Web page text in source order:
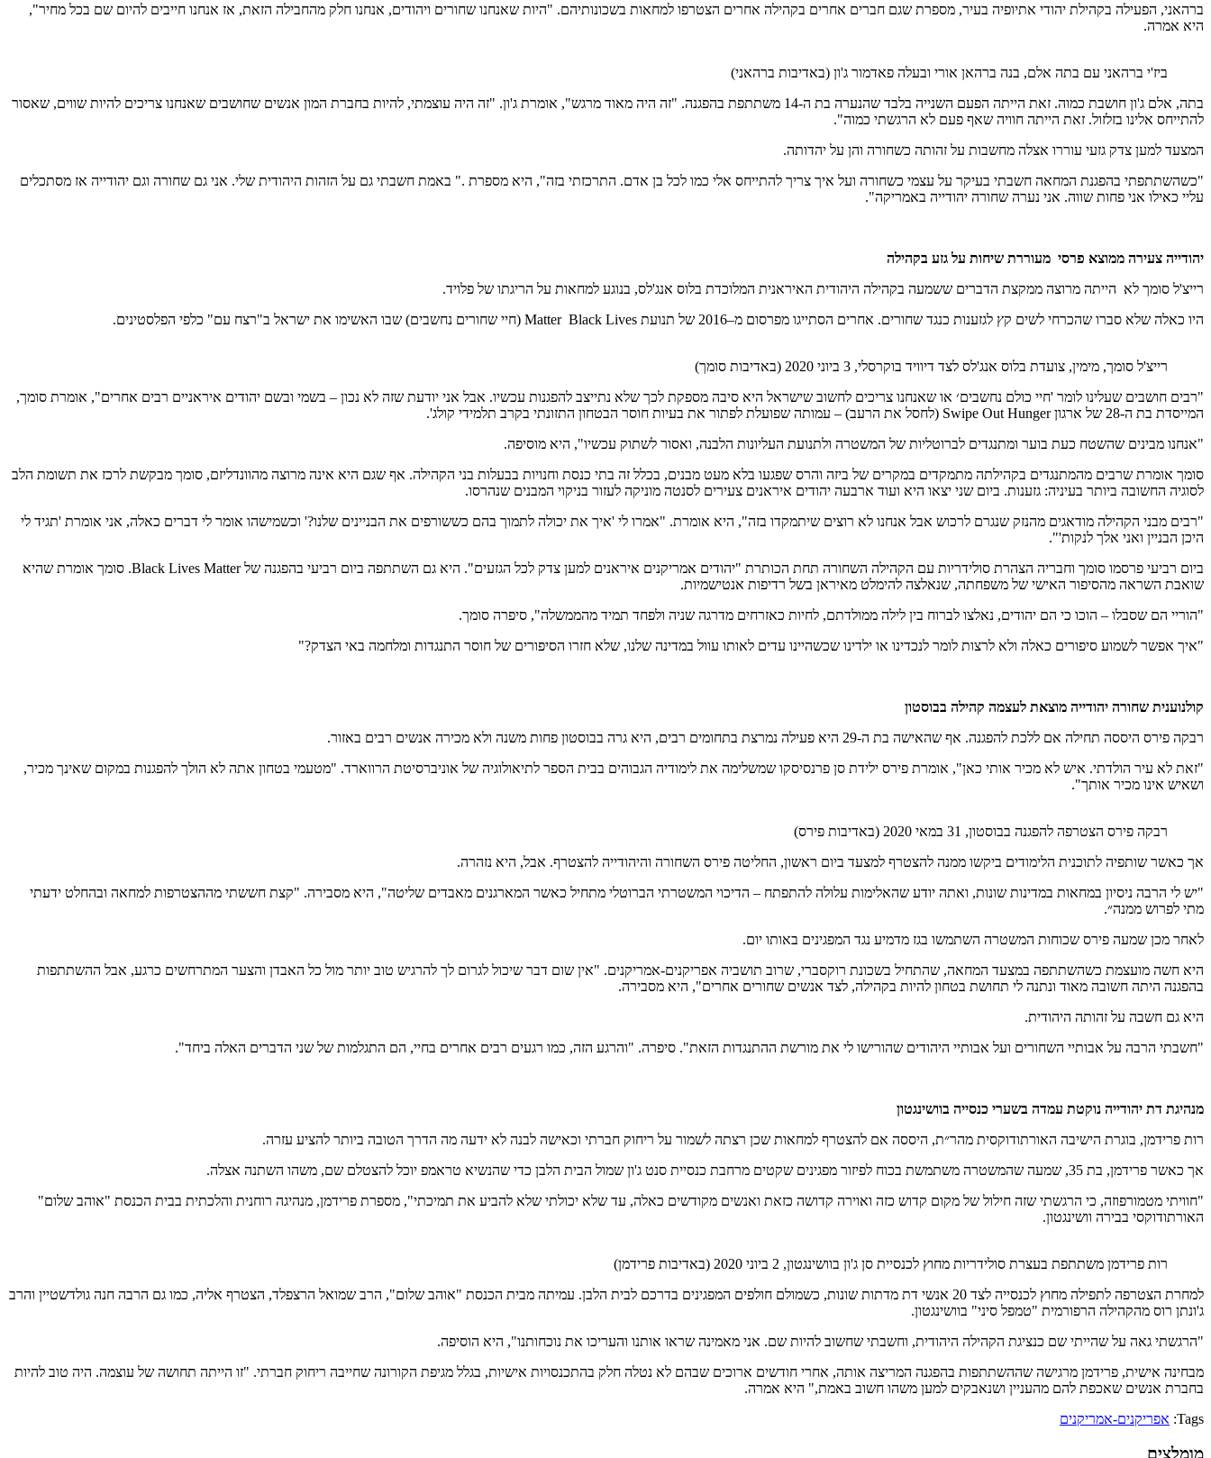
ברהאני, הפעילה בקהילת יהודי אתיופיה בעיר, מספרת שגם חברים אחרים בקהילה אחרים הצטרפו למחאות בשכונותיהם. "היות שאנחנו שחורים ויהודים, אנחנו חלק מהחבילה הזאת, אז אנחנו חייבים להיום שם בכל מחיר",
היא אמרה.
ביז'י ברהאני עם בתה אלם, בנה ברהאן אורי ובעלה פאדמור ג'ון (באדיבות ברהאני)
בתה, אלם ג'ון חושבת כמוה. זאת הייתה הפעם השנייה בלבד שהנערה בת ה-14 משתתפת בהפגנה. "זה היה מאוד מרגש", אומרת ג'ון. "זה היה עוצמתי, להיות בחברת המון אנשים שחושבים שאנחנו צריכים להיות שווים, שאסור
להתייחס אלינו בזלזול. זאת הייתה חוויה שאף פעם לא הרגשתי כמוה".
המצעד למען צדק גזעי עוררו אצלה מחשבות על זהותה כשחורה והן על יהדותה.
"כשהשתתפתי בהפגנת המחאה חשבתי בעיקר על עצמי כשחורה ועל איך צריך להתייחס אלי כמו לכל בן אדם. התרכזתי בזה", היא מספרת ." באמת חשבתי גם על הזהות היהודית שלי. אני גם שחורה וגם יהודייה אז מסתכלים
עליי כאילו אני פחות שווה. אני נערה שחורה יהודייה באמריקה".
יהודייה צעירה ממוצא פרסי מעוררת שיחות על גזע בקהילה
רייצ'ל סומך לא הייתה מרוצה ממקצת הדברים ששמעה בקהילה היהודית האיראנית המלוכדת בלוס אנג'לס, בנוגע למחאות על הריגתו של פלויד.
היו כאלה שלא סברו שהכרחי לשים קץ לגזענות כנגד שחורים. אחרים הסתייגו מפרסום מ–2016 של תנועת Matter Black Lives (חיי שחורים נחשבים) שבו האשימו את ישראל ב"רצח עם" כלפי הפלסטינים.
רייצ'ל סומך, מימין, צועדת בלוס אנג'לס לצד דיוויד בוקרסלי, 3 ביוני 2020 (באדיבות סומך)
"רבים חושבים שעלינו לומר 'חיי כולם נחשבים׳ או שאנחנו צריכים לחשוב שישראל היא סיבה מספקת לכך שלא נתייצב להפגנות עכשיו. אבל אני יודעת שזה לא נכון – בשמי ובשם יהודים איראניים רבים אחרים", אומרת סומך,
המייסדת בת ה-28 של ארגון Swipe Out Hunger (לחסל את הרעב) – עמותה שפועלת לפתור את בעיות חוסר הבטחון התזונתי בקרב תלמידי קולג'.
"אנחנו מבינים שהשטח כעת בוער ומתנגדים לברוטליות של המשטרה ולתנועת העליונות הלבנה, ואסור לשתוק עכשיו", היא מוסיפה.
סומך אומרת שרבים מהמתנגדים בקהילתה מתמקדים במקרים של ביזה והרס שפגעו בלא מעט מבנים, בכלל זה בתי כנסת וחנויות בבעלות בני הקהילה. אף שגם היא אינה מרוצה מהוונדליזם, סומך מבקשת לרכז את תשומת הלב
לסוגיה החשובה ביותר בעיניה: גזענות. ביום שני יצאו היא ועוד ארבעה יהודים איראנים צעירים לסנטה מוניקה לעזור בניקוי המבנים שנהרסו.
"רבים מבני הקהילה מודאגים מהנזק שנגרם לרכוש אבל אנחנו לא רוצים שיתמקדו בזה", היא אומרת. "אמרו לי 'איך את יכולה לתמוך בהם כששורפים את הבניינים שלנו?' וכשמישהו אומר לי דברים כאלה, אני אומרת 'תגיד לי
היכן הבניין ואני אלך לנקות'".
ביום רביעי פרסמו סומך וחבריה הצהרת סולידריות עם הקהילה השחורה תחת הכותרת "יהודים אמריקנים איראנים למען צדק לכל הגזעים". היא גם השתתפה ביום רביעי בהפגנה של Black Lives Matter. סומך אומרת שהיא
שואבת השראה מהסיפור האישי של משפחתה, שנאלצה להימלט מאיראן בשל רדיפות אנטישמיות.
"הוריי הם שסבלו – הוכו כי הם יהודים, נאלצו לברוח בין לילה ממולדתם, לחיות כאזרחים מדרגה שניה ולפחד תמיד מהממשלה", סיפרה סומך.
"איך אפשר לשמוע סיפורים כאלה ולא לרצות לומר לנכדינו או ילדינו שכשהיינו עדים לאותו עוול במדינה שלנו, שלא חזרו הסיפורים של חוסר התנגדות ומלחמה באי הצדק?"
קולנוענית שחורה יהודייה מוצאת לעצמה קהילה בבוסטון
רבקה פירס היססה תחילה אם ללכת להפגנה. אף שהאישה בת ה-29 היא פעילה נמרצת בתחומים רבים, היא גרה בבוסטון פחות משנה ולא מכירה אנשים רבים באזור.
"זאת לא עיר הולדתי. איש לא מכיר אותי כאן", אומרת פירס ילידת סן פרנסיסקו שמשלימה את לימודיה הגבוהים בבית הספר לתיאולוגיה של אוניברסיטת הרווארד. "מטעמי בטחון אתה לא הולך להפגנות במקום שאינך מכיר,
ושאיש אינו מכיר אותך".
רבקה פירס הצטרפה להפגנה בבוסטון, 31 במאי 2020 (באדיבות פירס)
אך כאשר שותפיה לתוכנית הלימודים ביקשו ממנה להצטרף למצעד ביום ראשון, החליטה פירס השחורה והיהודייה להצטרף. אבל, היא נזהרה.
"יש לי הרבה ניסיון במחאות במדינות שונות, ואתה יודע שהאלימות עלולה להתפתח – הדיכוי המשטרתי הברוטלי מתחיל כאשר המארגנים מאבדים שליטה", היא מסבירה. "קצת חששתי מההצטרפות למחאה ובהחלט ידעתי
מתי לפרוש ממנה״.
לאחר מכן שמעה פירס שכוחות המשטרה השתמשו בגז מדמיע נגד המפגינים באותו יום.
היא חשה מועצמת כשהשתתפה במצעד המחאה, שהתחיל בשכונת רוקסברי, שרוב תושביה אפריקנים-אמריקנים. "אין שום דבר שיכול לגרום לך להרגיש טוב יותר מול כל האבדן והצער המתרחשים כרגע, אבל ההשתתפות
בהפגנה היתה חשובה מאוד ונתנה לי תחושת בטחון להיות בקהילה, לצד אנשים שחורים אחרים", היא מסבירה.
היא גם חשבה על זהותה היהודית.
"חשבתי הרבה על אבותיי השחורים ועל אבותיי היהודים שהורישו לי את מורשת ההתנגדות הזאת". סיפרה. "והרגע הזה, כמו רגעים רבים אחרים בחיי, הם התגלמות של שני הדברים האלה ביחד".
מנהיגת דת יהודייה נוקטת עמדה בשערי כנסייה בוושינגטון
רות פרידמן, בוגרת הישיבה האורתודוקסית מהר״ת, היססה אם להצטרף למחאות שכן רצתה לשמור על ריחוק חברתי וכאישה לבנה לא ידעה מה הדרך הטובה ביותר להציע עזרה.
אך כאשר פרידמן, בת 35, שמעה שהמשטרה משתמשת בכוח לפיזור מפגינים שקטים מרחבת כנסיית סנט ג'ון שמול הבית הלבן כדי שהנשיא טראמפ יוכל להצטלם שם, משהו השתנה אצלה.
"חוויתי מטמורפוזה, כי הרגשתי שזה חילול של מקום קדוש כזה ואוירה קדושה כזאת ואנשים מקודשים כאלה, עד שלא יכולתי שלא להביע את תמיכתי", מספרת פרידמן, מנהיגה רוחנית והלכתית בבית הכנסת "אוהב שלום"
האורתודוקסי בבירה וושינגטון.
רות פרידמן משתתפת בעצרת סולידריות מחוץ לכנסיית סן ג'ון בוושינגטון, 2 ביוני 2020 (באדיבות פרידמן)
למחרת הצטרפה לתפילה מחוץ לכנסייה לצד 20 אנשי דת מדתות שונות, כשמולם חולפים המפגינים בדרכם לבית הלבן. עמיתה מבית הכנסת "אוהב שלום", הרב שמואל הרצפלד, הצטרף אליה, כמו גם הרבה חנה גולדשטיין והרב
ג'ונתן רוס מהקהילה הרפורמית "טמפל סיני" בוושינגטון.
"הרגשתי גאה על שהייתי שם כנציגת הקהילה היהודית, וחשבתי שחשוב להיות שם. אני מאמינה שראו אותנו והעריכו את נוכחותנו", היא הוסיפה.
מבחינה אישית, פרידמן מרגישה שההשתתפות בהפגנה המריצה אותה, אחרי חודשים ארוכים שבהם לא נטלה חלק בהתכנסויות אישיות, בגלל מגיפת הקורונה שחייבה ריחוק חברתי. "זו הייתה תחושה של עוצמה. היה טוב להיות
בחברת אנשים שאכפת להם מהעניין ושנאבקים למען משהו חשוב באמת," היא אמרה.
Tags: אפריקנים-אמריקנים
מומלצים